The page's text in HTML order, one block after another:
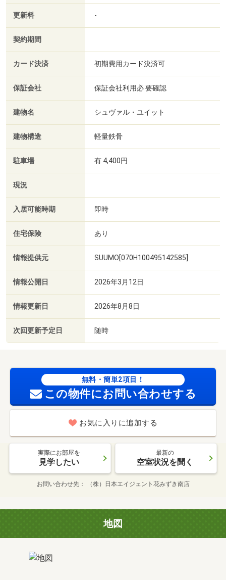
更新料 -
契約期間
カード決済 初期費用カード決済可
保証会社 保証会社利用必 要確認
建物名 シュヴァル・ユイット
建物構造 軽量鉄骨
駐車場 有 4,400円
現況
入居可能時期 即時
住宅保険 あり
情報提供元 SUUMO[070H100495142585]
情報公開日 2026年3月12日
情報更新日 2026年8月8日
次回更新予定日 随時
無料・簡単2項目！
この物件にお問い合わせする
お気に入りに追加する
実際にお部屋を
見学したい
最新の
空室状況を聞く
お問い合わせ先 （株）日本エイジェント花みずき南店
地図